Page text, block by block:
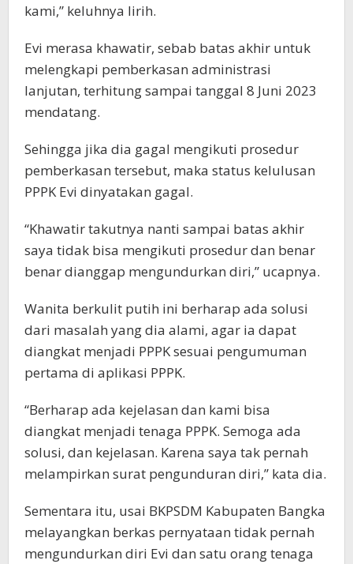
kami,” keluhnya lirih.
Evi merasa khawatir, sebab batas akhir untuk
melengkapi pemberkasan administrasi
lanjutan, terhitung sampai tanggal 8 Juni 2023
mendatang.
Sehingga jika dia gagal mengikuti prosedur
pemberkasan tersebut, maka status kelulusan
PPPK Evi dinyatakan gagal.
“Khawatir takutnya nanti sampai batas akhir
saya tidak bisa mengikuti prosedur dan benar
benar dianggap mengundurkan diri,” ucapnya.
Wanita berkulit putih ini berharap ada solusi
dari masalah yang dia alami, agar ia dapat
diangkat menjadi PPPK sesuai pengumuman
pertama di aplikasi PPPK.
“Berharap ada kejelasan dan kami bisa
diangkat menjadi tenaga PPPK. Semoga ada
solusi, dan kejelasan. Karena saya tak pernah
melampirkan surat pengunduran diri,” kata dia.
Sementara itu, usai BKPSDM Kabupaten Bangka
melayangkan berkas pernyataan tidak pernah
mengundurkan diri Evi dan satu orang tenaga